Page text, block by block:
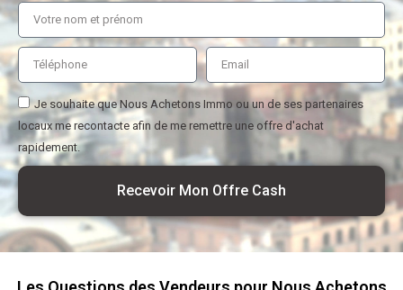
Je souhaite que Nous Achetons Immo ou un de ses partenaires
locaux me recontacte afin de me remettre une offre d'achat
rapidement.
Recevoir Mon Offre Cash